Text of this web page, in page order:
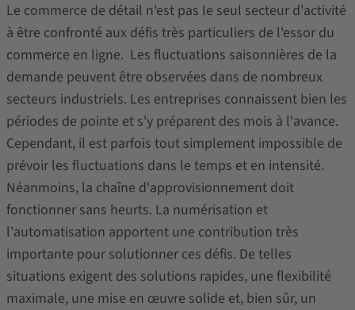
Le commerce de détail n'est pas le seul secteur d'activité
à être confronté aux défis très particuliers de l'essor du
commerce en ligne. Les fluctuations saisonnières de la
demande peuvent être observées dans de nombreux
secteurs industriels. Les entreprises connaissent bien les
périodes de pointe et s'y préparent des mois à l'avance.
Cependant, il est parfois tout simplement impossible de
prévoir les fluctuations dans le temps et en intensité.
Néanmoins, la chaîne d'approvisionnement doit
fonctionner sans heurts. La numérisation et
l'automatisation apportent une contribution très
importante pour solutionner ces défis. De telles
situations exigent des solutions rapides, une flexibilité
maximale, une mise en œuvre solide et, bien sûr, un